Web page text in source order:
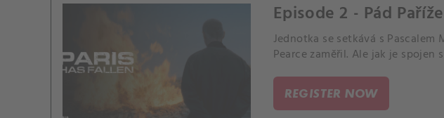
Episode 2 - Pád
Jednotka se setkává s
Pearce zaměřil. Ale jak je spojen
REGISTER NOW